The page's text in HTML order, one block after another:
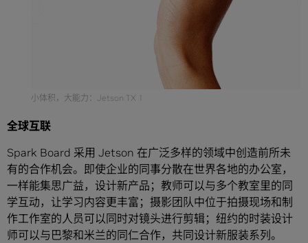
小体积，大能力：Jetson TX 1
全球互联
Spark Board 采用 Jetson 在广泛多样的领域中创造前所未
有的合作机会。即使企业的同事分散在世界各地的办公室，
一样能集思广益，设计新产品；教师可以与多个教室里的同
学互动，让学习内容更丰富；摄影团队中位于拍摄现场和制
作工作室的人员可以同时对镜头进行剪辑；纽约的时装设计
师可以与巴黎和米兰的同仁合作，共同设计新服装系列。